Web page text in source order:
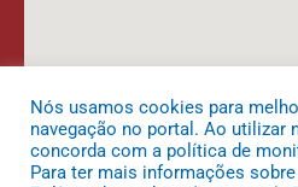
Nós usamos cookies para
navegação no portal. Ao utilizar
concorda com a política de
Para ter mais informações